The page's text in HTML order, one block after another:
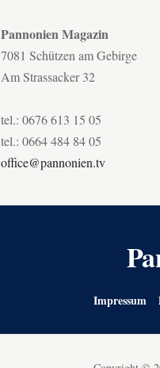
Pannonien Magazin
7081 Schützen am Gebirge
Am Strassacker 32
tel.: 0676 613 15 05
tel.: 0664 484 84 05
office@pannonien.tv
Impressum